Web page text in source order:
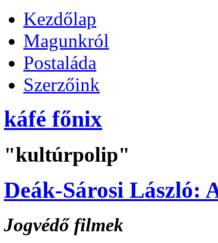
Kezdőlap
Magunkról
Postaláda
Szerzőink
káfé főnix
"kultúrpolip"
Deák-Sárosi László:
Jogvédő filmek